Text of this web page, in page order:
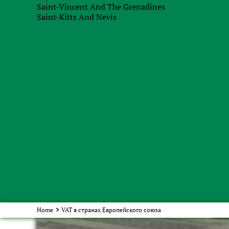
Saint-Vincent And The Grenadines
Saint-Kitts And Nevis
Home > VAT в странах Европейского союза
статистической отчетности Intrastat.